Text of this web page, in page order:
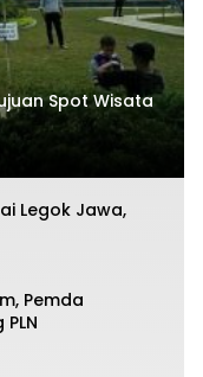
Spot Wisata
Legok Jawa,
Pemda